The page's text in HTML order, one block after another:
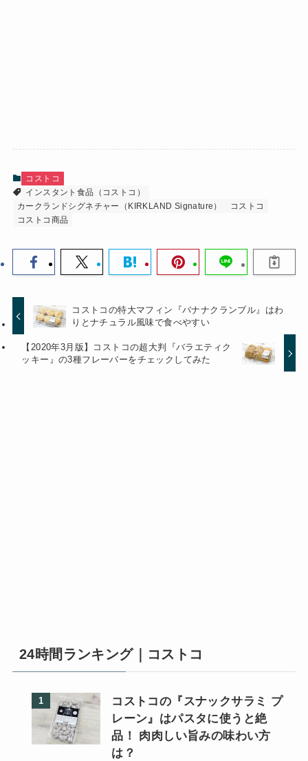
コストコ
インスタント食品（コストコ）
カークランドシグネチャー（KIRKLAND Signature）
コストコ
コストコ商品
コストコの特大マフィン『バナナクランブル』はわ
りとナチュラル風味で食べやすい
【2020年3月版】コストコの超大判『バラエティク
ッキー』の3種フレーバーをチェックしてみた
24時間ランキング｜コストコ
コストコの『スナックサラミ プ
レーン』はパスタに使うと絶
品！ 肉肉しい旨みの味わい方
は？